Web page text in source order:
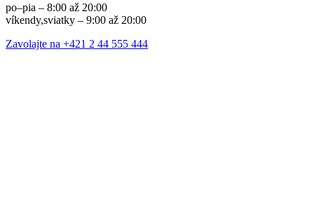
po–pia – 8:00 až 20:00
víkendy,sviatky – 9:00 až 20:00
Zavolajte na +421 2 44 555 444